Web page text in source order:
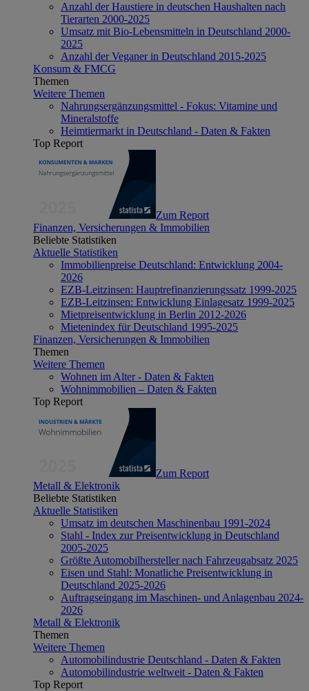
Anzahl der Haustiere in deutschen Haushalten nach
Tierarten 2000-2025
Umsatz mit Bio-Lebensmitteln in Deutschland 2000-
2025
Anzahl der Veganer in Deutschland 2015-2025
Konsum & FMCG
Themen
Weitere Themen
Nahrungsergänzungsmittel - Fokus: Vitamine und
Mineralstoffe
Heimtiermarkt in Deutschland - Daten & Fakten
Top Report
Zum Report
Finanzen, Versicherungen & Immobilien
Beliebte Statistiken
Aktuelle Statistiken
Immobilienpreise Deutschland: Entwicklung 2004-
2026
EZB-Leitzinsen: Hauptrefinanzierungssatz 1999-2025
EZB-Leitzinsen: Entwicklung Einlagesatz 1999-2025
Mietpreisentwicklung in Berlin 2012-2026
Mietenindex für Deutschland 1995-2025
Finanzen, Versicherungen & Immobilien
Themen
Weitere Themen
Wohnen im Alter - Daten & Fakten
Wohnimmobilien – Daten & Fakten
Top Report
Zum Report
Metall & Elektronik
Beliebte Statistiken
Aktuelle Statistiken
Umsatz im deutschen Maschinenbau 1991-2024
Stahl - Index zur Preisentwicklung in Deutschland
2005-2025
Größte Automobilhersteller nach Fahrzeugabsatz 2025
Eisen und Stahl: Monatliche Preisentwicklung in
Deutschland 2025-2026
Auftragseingang im Maschinen- und Anlagenbau 2024-
2026
Metall & Elektronik
Themen
Weitere Themen
Automobilindustrie Deutschland - Daten & Fakten
Automobilindustrie weltweit - Daten & Fakten
Top Report